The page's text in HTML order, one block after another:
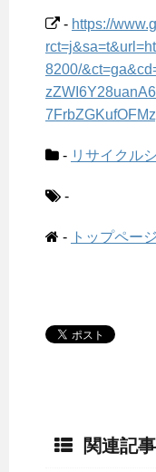
- https://
8200/
- リサイクル
-
- トップペー
関連記事